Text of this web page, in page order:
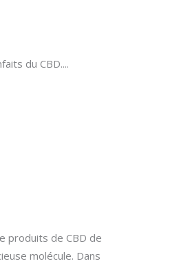
du CBD.
produits de CBD de
molécule. Dans